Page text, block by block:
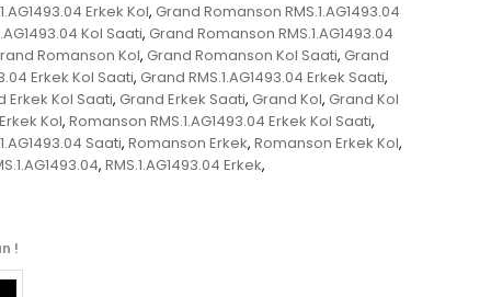
Erkek Kol, Grand Romanson RMS.1.AG1493.04
Kol Saati, Grand Romanson RMS.1.AG1493.04
Romanson Kol, Grand Romanson Kol Saati, Grand
Erkek Kol Saati, Grand RMS.1.AG1493.04 Erkek Saati,
Erkek Kol Saati, Grand Erkek Saati, Grand Kol, Grand Kol
Kol, Romanson RMS.1.AG1493.04 Erkek Kol Saati,
Saati, Romanson Erkek, Romanson Erkek Kol,
, RMS.1.AG1493.04 Erkek,
!